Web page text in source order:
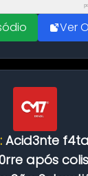
Ver
Acid3nte
após